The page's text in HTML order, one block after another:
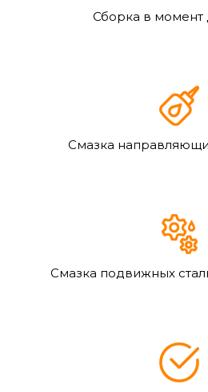
Сборка в момент
Смазка
Смазка подвижных